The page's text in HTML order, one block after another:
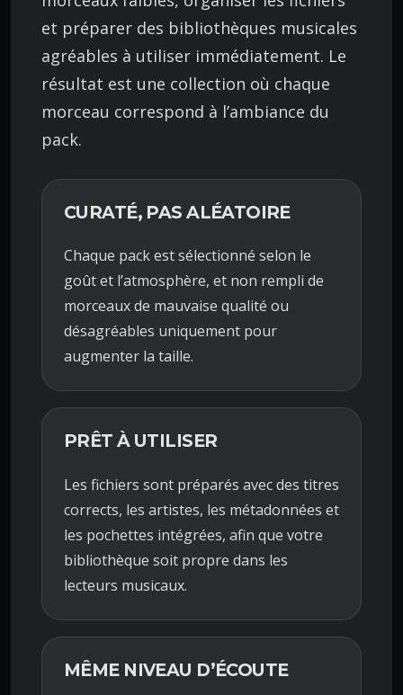
et préparer des bibliothèques musicales
agréables à utiliser immédiatement. Le
résultat est une collection où chaque
morceau correspond à l’ambiance du
pack.
CURATÉ, PAS ALÉATOIRE
Chaque pack est sélectionné selon le
goût et l’atmosphère, et non rempli de
morceaux de mauvaise qualité ou
désagréables uniquement pour
augmenter la taille.
PRÊT À UTILISER
Les fichiers sont préparés avec des titres
corrects, les artistes, les métadonnées et
les pochettes intégrées, afin que votre
bibliothèque soit propre dans les
lecteurs musicaux.
MÊME NIVEAU D’ÉCOUTE